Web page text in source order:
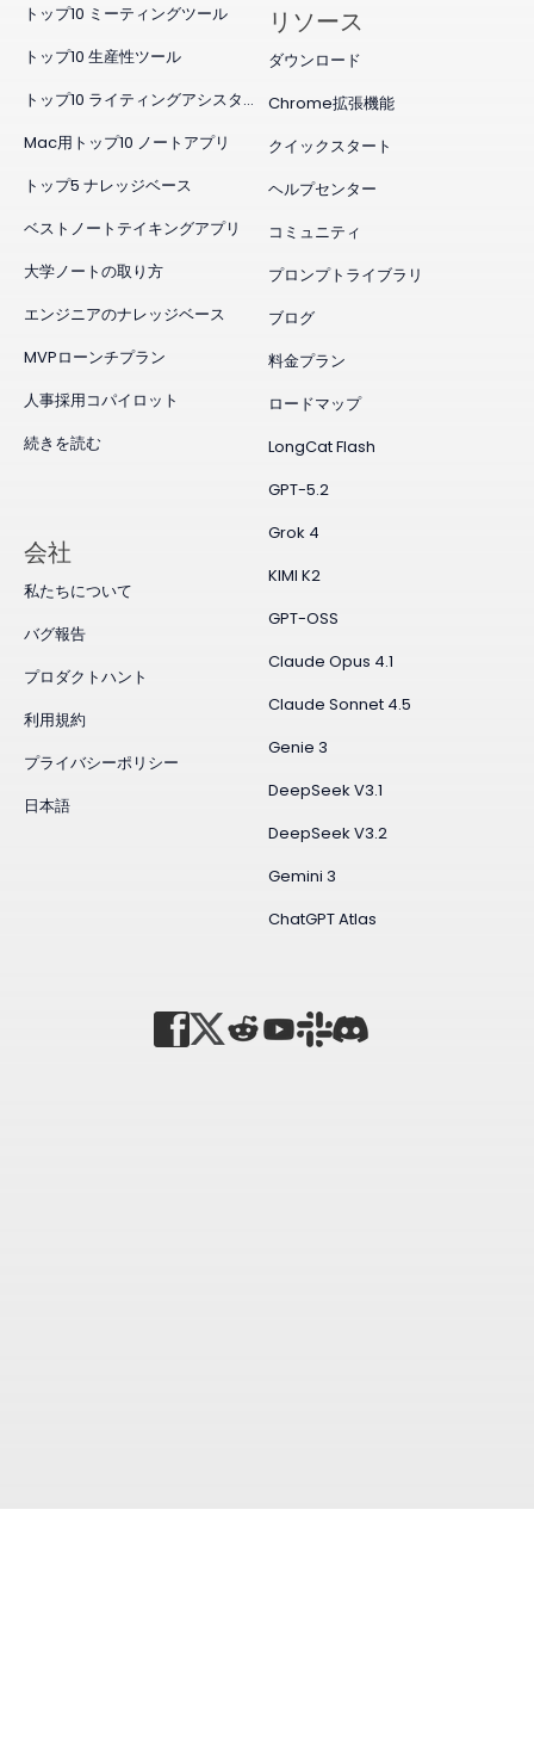
トップ10 ミーティングツール
トップ10 生産性ツール
トップ10 ライティングアシスタント
Mac用トップ10 ノートアプリ
トップ5 ナレッジベース
ベストノートテイキングアプリ
大学ノートの取り方
エンジニアのナレッジベース
MVPローンチプラン
人事採用コパイロット
続きを読む
リソース
ダウンロード
Chrome拡張機能
クイックスタート
ヘルプセンター
コミュニティ
プロンプトライブラリ
ブログ
料金プラン
ロードマップ
LongCat Flash
GPT-5.2
Grok 4
KIMI K2
GPT-OSS
Claude Opus 4.1
Claude Sonnet 4.5
Genie 3
DeepSeek V3.1
DeepSeek V3.2
Gemini 3
ChatGPT Atlas
会社
私たちについて
バグ報告
プロダクトハント
利用規約
プライバシーポリシー
日本語